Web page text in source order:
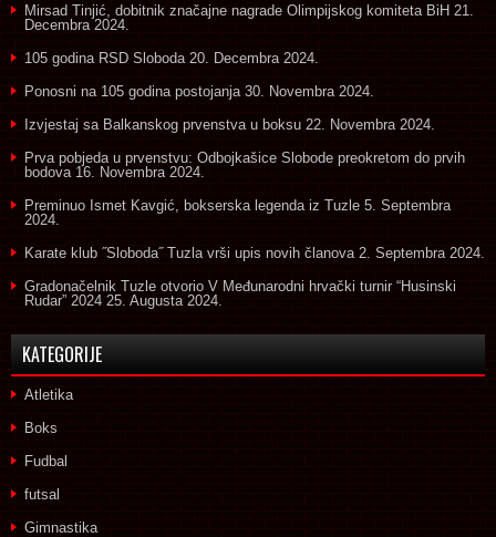
Mirsad Tinjić, dobitnik značajne nagrade Olimpijskog komiteta BiH 21.
Decembra 2024.
105 godina RSD Sloboda 20. Decembra 2024.
Ponosni na 105 godina postojanja 30. Novembra 2024.
Izvjestaj sa Balkanskog prvenstva u boksu 22. Novembra 2024.
Prva pobjeda u prvenstvu: Odbojkašice Slobode preokretom do prvih
bodova 16. Novembra 2024.
Preminuo Ismet Kavgić, bokserska legenda iz Tuzle 5. Septembra
2024.
Karate klub ˝Sloboda˝ Tuzla vrši upis novih članova 2. Septembra 2024.
Gradonačelnik Tuzle otvorio V Međunarodni hrvački turnir “Husinski
Rudar” 2024 25. Augusta 2024.
KATEGORIJE
Atletika
Boks
Fudbal
futsal
Gimnastika